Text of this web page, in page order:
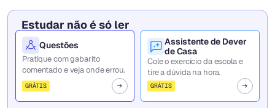
Estudar não é só ler
Questões
Pratique com gabarito
comentado e veja onde errou.
GRÁTIS
Assistente de Dever
de Casa
Cole o exercício da escola e
tire a dúvida na hora.
GRÁTIS